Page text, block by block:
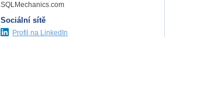
SQLMechanics.com
Sociální sítě
Profil na LinkedIn